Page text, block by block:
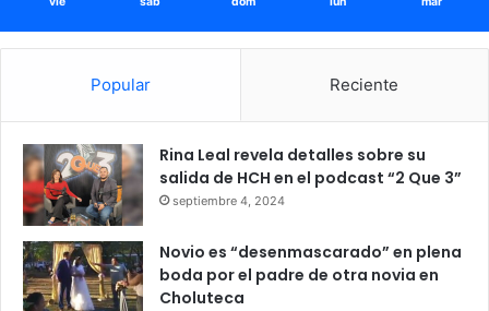
Popular Reciente
Rina Leal revela detalles sobre su
salida de HCH en el podcast “2 Que 3”
septiembre 4, 2024
Novio es “desenmascarado” en plena
boda por el padre de otra novia en
Choluteca